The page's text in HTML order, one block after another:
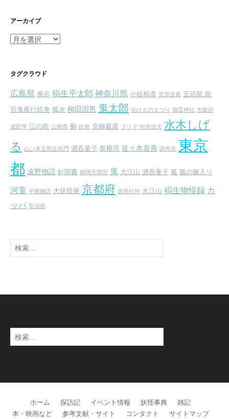
アーカイブ
ア
イ
タグクラウド
広島県 展示 稲生平太郎 神奈川県 小松和彦 菅原道真 五頭龍.龍
百鬼夜行絵巻 狐火 柳田国男 鬼太郎 化けものまつり 御霊神社 大阪府
成田亨 江の島 山形県 鵺 絵巻 京極夏彦 フリマ 向井信夫 水木しげ
る
山ン本五郎左衛門 酒呑童子 島根県 佐々木喜善 調布市 東京
都 遠野物語 針聞書 鶴岡天満宮 鬼 大江山 酒呑童子 狐 狐の嫁入り
河童 平家物語 大妖怪展 京都府 面掛行列 大江山 稲生物怪録 カ
ッパ 新潟県
検
索:
検
索:
ホーム 探訪記 イベント情報 妖怪事典
雑記
本・映画など
参考文献・サイト コンタクト サイトマップ